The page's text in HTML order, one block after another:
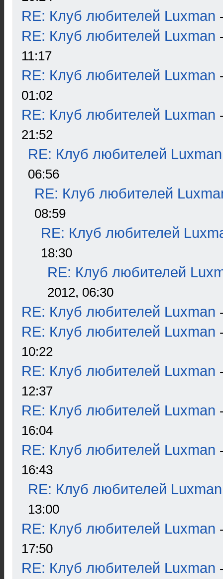
RE: Клуб любителей Luxman
RE: Клуб любителей Luxman
11:17
RE: Клуб любителей Luxman
01:02
RE: Клуб любителей Luxman
21:52
RE: Клуб любителей Luxman
06:56
RE: Клуб любителей
08:59
RE: Клуб любителей
18:30
RE: Клуб любителей
2012, 06:30
RE: Клуб любителей Luxman
RE: Клуб любителей Luxman
10:22
RE: Клуб любителей Luxman
12:37
RE: Клуб любителей Luxman
16:04
RE: Клуб любителей Luxman
16:43
RE: Клуб любителей Luxman
13:00
RE: Клуб любителей Luxman
17:50
RE: Клуб любителей Luxman